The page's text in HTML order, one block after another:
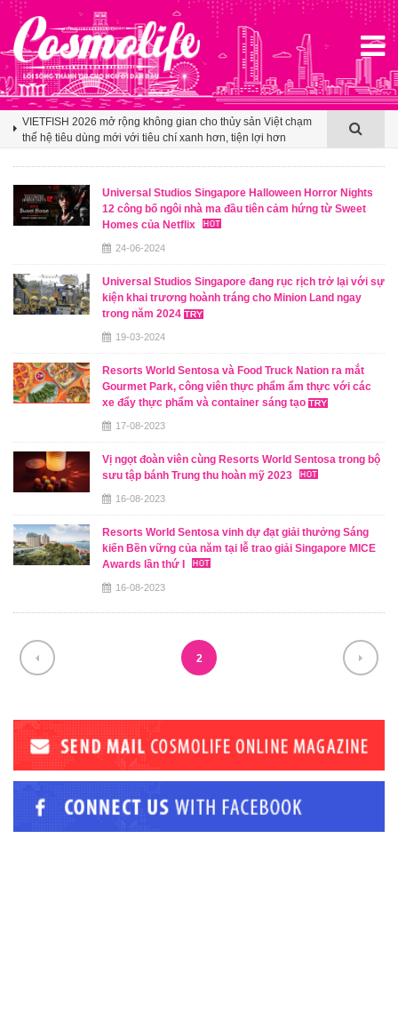
Klook hé lộ khoảng trống cảm ơn trong văn hóa du lịch nhóm
của người Việt
VIETFISH 2026 mở rộng không gian cho thủy sản Việt chạm
thế hệ tiêu dùng mới với tiêu chí xanh hơn, tiện lợi hơn
Booking.com x Mille Mille biến ly cà phê thành tấm vé mở lối
du lịch Việt
Klook hé lộ khoảng trống cảm ơn trong văn hóa du lịch nhóm
VIETFISH 2026 mở rộng không gian cho thủy sản Việt chạm
thế hệ tiêu dùng mới với tiêu chí xanh hơn, tiện lợi hơn
Universal Studios Singapore Halloween Horror Nights
12 công bố ngôi nhà ma đầu tiên cảm hứng từ Sweet
Homes của Netflix
24-06-2024
Universal Studios Singapore đang rục rịch trở lại với sự
kiện khai trương hoành tráng cho Minion Land ngay
trong năm 2024
19-03-2024
Resorts World Sentosa và Food Truck Nation ra mắt
Gourmet Park, công viên thực phẩm ẩm thực với các
xe đẩy thực phẩm và container sáng tạo
17-08-2023
Vị ngọt đoàn viên cùng Resorts World Sentosa trong bộ
sưu tập bánh Trung thu hoàn mỹ 2023
16-08-2023
Resorts World Sentosa vinh dự đạt giải thưởng Sáng
kiến Bền vững của năm tại lễ trao giải Singapore MICE
Awards lần thứ I
16-08-2023
2